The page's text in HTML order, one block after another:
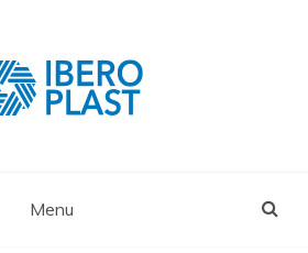
Menu